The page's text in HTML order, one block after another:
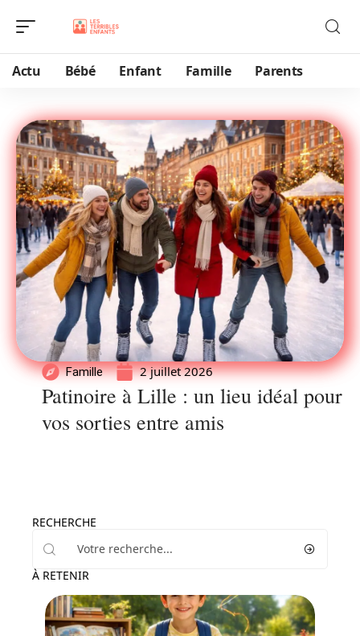
Actu Bébé Enfant Famille Parents
Famille 2 juillet 2026
Patinoire à Lille : un lieu idéal pour
vos sorties entre amis
RECHERCHE
À RETENIR